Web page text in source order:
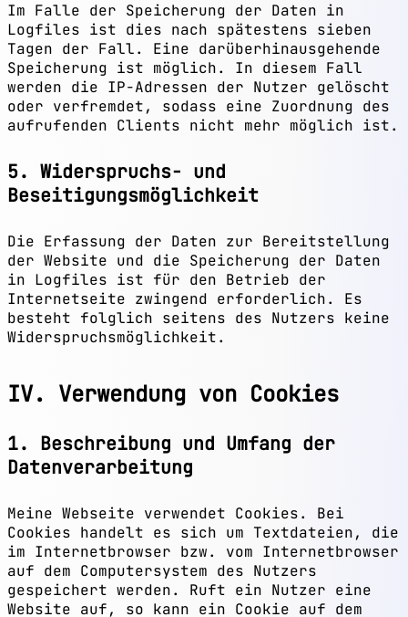
Im Falle der Speicherung der Daten in
Logfiles ist dies nach spätestens sieben
Tagen der Fall. Eine darüberhinausgehende
Speicherung ist möglich. In diesem Fall
werden die IP-Adressen der Nutzer gelöscht
oder verfremdet, sodass eine Zuordnung des
aufrufenden Clients nicht mehr möglich ist.
5. Widerspruchs- und
Beseitigungsmöglichkeit
Die Erfassung der Daten zur Bereitstellung
der Website und die Speicherung der Daten
in Logfiles ist für den Betrieb der
Internetseite zwingend erforderlich. Es
besteht folglich seitens des Nutzers keine
Widerspruchsmöglichkeit.
IV. Verwendung von Cookies
1. Beschreibung und Umfang der
Datenverarbeitung
Meine Webseite verwendet Cookies. Bei
Cookies handelt es sich um Textdateien, die
im Internetbrowser bzw. vom Internetbrowser
auf dem Computersystem des Nutzers
gespeichert werden. Ruft ein Nutzer eine
Website auf, so kann ein Cookie auf dem